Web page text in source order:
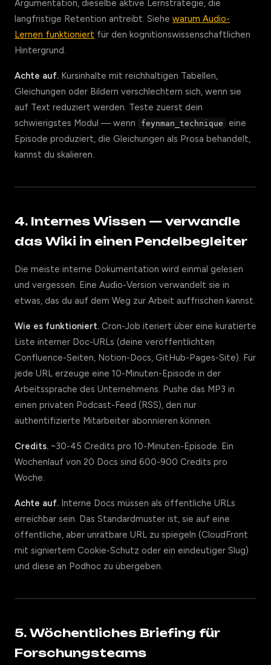
Argumentation, dieselbe aktive Lernstrategie, die
langfristige Retention antreibt. Siehe warum Audio-
Lernen funktioniert für den kognitionswissenschaftlichen
Hintergrund.
Achte auf. Kursinhalte mit reichhaltigen Tabellen,
Gleichungen oder Bildern verschlechtern sich, wenn sie
auf Text reduziert werden. Teste zuerst dein
schwierigstes Modul — wenn
feynman_technique
eine
Episode produziert, die Gleichungen als Prosa behandelt,
kannst du skalieren.
4. Internes Wissen — verwandle
das Wiki in einen Pendelbegleiter
Die meiste interne Dokumentation wird einmal gelesen
und vergessen. Eine Audio-Version verwandelt sie in
etwas, das du auf dem Weg zur Arbeit auffrischen kannst.
Wie es funktioniert. Cron-Job iteriert über eine kuratierte
Liste interner Doc-URLs (deine veröffentlichten
Confluence-Seiten, Notion-Docs, GitHub-Pages-Site). Für
jede URL erzeuge eine 10-Minuten-Episode in der
Arbeitssprache des Unternehmens. Pushe das MP3 in
einen privaten Podcast-Feed (RSS), den nur
authentifizierte Mitarbeiter abonnieren können.
Credits. ~30-45 Credits pro 10-Minuten-Episode. Ein
Wochenlauf von 20 Docs sind 600-900 Credits pro
Woche.
Achte auf. Interne Docs müssen als öffentliche URLs
erreichbar sein. Das Standardmuster ist, sie auf eine
öffentliche, aber unrätbare URL zu spiegeln (CloudFront
mit signiertem Cookie-Schutz oder ein eindeutiger Slug)
und diese an Podhoc zu übergeben.
5. Wöchentliches Briefing für
Forschungsteams